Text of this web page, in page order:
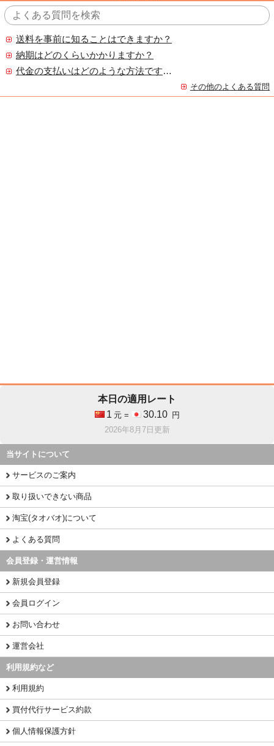
送料を事前に知ることはできますか？
納期はどのくらいかかりますか？
代金の支払いはどのような方法ですか？
その他のよくある質問
本日の適用レート
1 元 = 30.10
円
2026年8月7日更新
当サイトについて
サービスのご案内
取り扱いできない商品
淘宝(タオバオ)について
よくある質問
会員登録・運営情報
新規会員登録
会員ログイン
お問い合わせ
運営会社
利用規約など
利用規約
買付代行サービス約款
個人情報保護方針